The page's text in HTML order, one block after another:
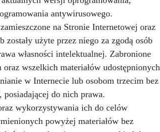
antywirusowego.
na Stronie Internetowej oraz
zostały użyte przez niego za zgodą osób
własności intelektualnej. Zabronione
wszelkich materiałów udostępnionych
w Internecie lub osobom trzecim bez
do nich prawa.
wykorzystywania ich do celów
powyżej materiałów bez